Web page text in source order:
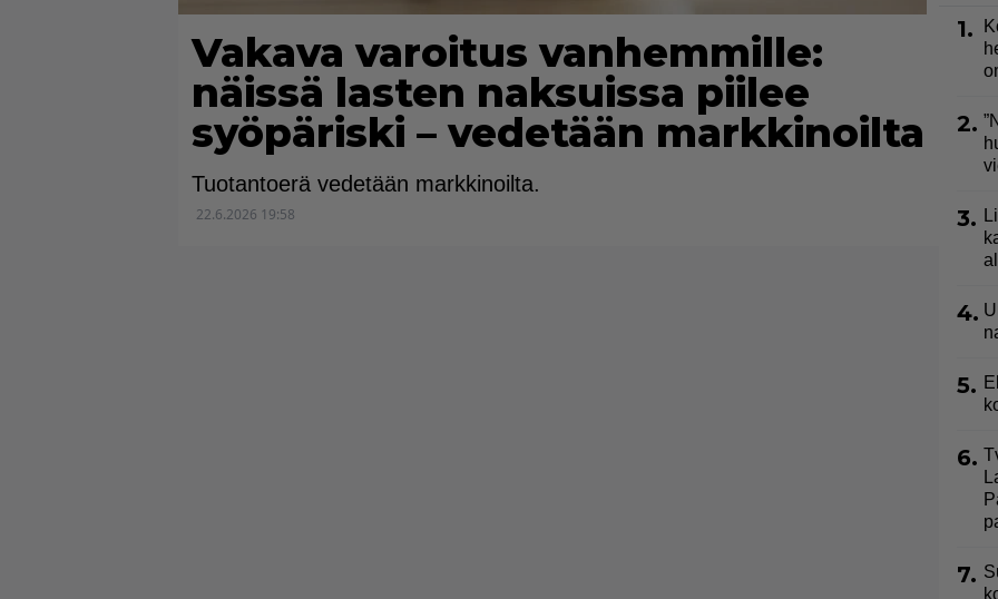
Vakava varoitus vanhemmille:
näissä lasten naksuissa piilee
syöpäriski – vedetään markkinoilta
Tuotantoerä vedetään markkinoilta.
22.6.2026 19:58
1.
2.
3.
4.
5.
6.
7.